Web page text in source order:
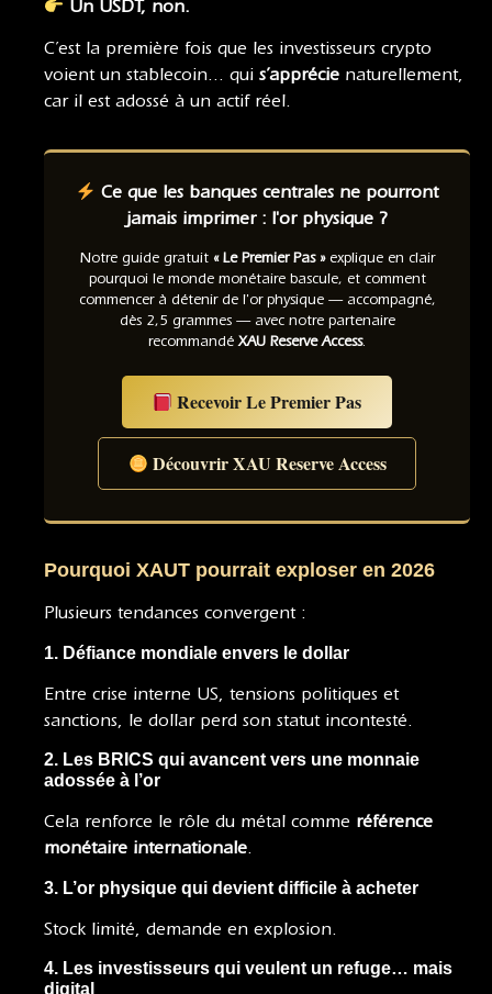
Un USDT, non.
C’est la première fois que les investisseurs crypto
voient un stablecoin… qui s’apprécie naturellement,
car il est adossé à un actif réel.
Ce que les banques centrales ne pourront
jamais imprimer : l'or physique ?
Notre guide gratuit « Le Premier Pas »explique en clair
pourquoi le monde monétaire bascule, et comment
commencer à détenir de l'or physique — accompagné,
dès 2,5 grammes — avec notre partenaire
recommandéXAU Reserve Access.
Recevoir Le Premier Pas
Découvrir XAU Reserve Access
Pourquoi XAUT pourrait exploser en 2026
Plusieurs tendances convergent :
1. Défiance mondiale envers le dollar
Entre crise interne US, tensions politiques et
sanctions, le dollar perd son statut incontesté.
2. Les BRICS qui avancent vers une monnaie
adossée à l’or
Cela renforce le rôle du métal comme référence
monétaire internationale.
3. L’or physique qui devient difficile à acheter
Stock limité, demande en explosion.
4. Les investisseurs qui veulent un refuge… mais
digital